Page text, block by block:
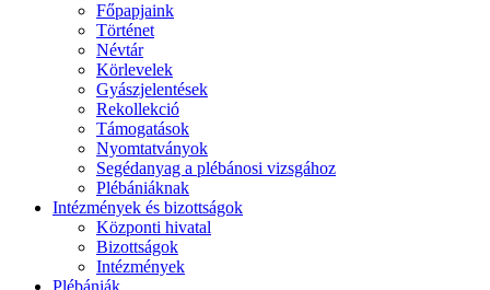
Főpapjaink
Történet
Névtár
Körlevelek
Gyászjelentések
Rekollekció
Támogatások
Nyomtatványok
Segédanyag a plébánosi vizsgához
Plébániáknak
Intézmények és bizottságok
Központi hivatal
Bizottságok
Intézmények
Plébániák